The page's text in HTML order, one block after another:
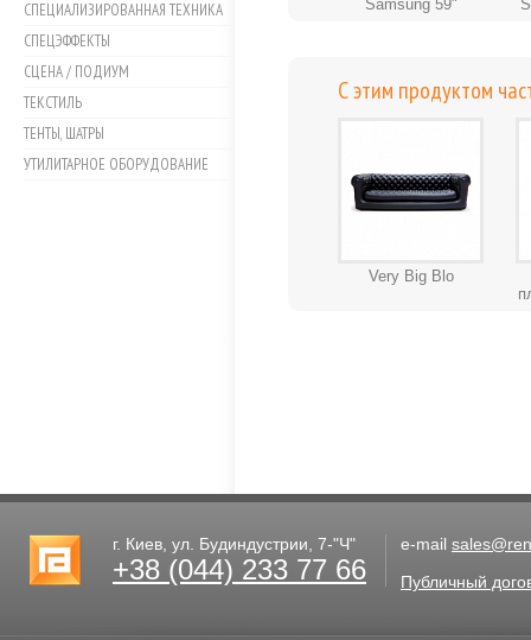
СПЕЦИАЛИЗИРОВАННАЯ ТЕХНИКА
СПЕЦЭФФЕКТЫ
СЦЕНА / ПОДИУМ
ТЕКСТИЛЬ
ТЕНТЫ, ШАТРЫ
УТИЛИТАРНОЕ ОБОРУДОВАНИЕ
Samsung 59"
С этим продуктом
Very Big Blo
г. Киев, ул. Будиндустрии, 7-"Ч"
+38 (044) 233 77 66
e-mail
Публичный